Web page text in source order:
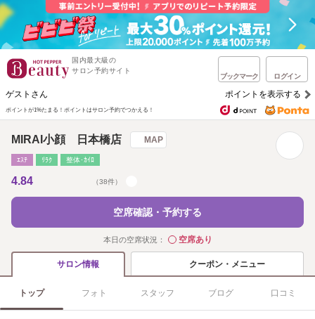
国内最大級の
サロン予約サイト
ブックマーク ログイン
ゲストさん ポイントを表示する
ポイントが1%たまる！ ポイントはサロン予約でつかえる！
MIRAI小顔 日本橋店 MAP
ｴｽﾃ ﾘﾗｸ 整体･ｶｲﾛ
4.84 （38件）
空席確認・予約する
本日の空席状況： ◯空席あり
サロン情報 クーポン・メニュー
トップ フォト スタッフ ブログ 口コミ